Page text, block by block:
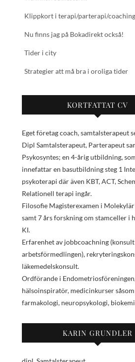
Klippkort i terapi/parterapi/coaching
Nu finns jag på Bokadirekt också!
Tider i city
Strategier att må bra i oroliga tider
KORTFATTAT CV
Eget företag coach, samtalsterapeut
Dipl Samtalsterapeut, Parterapeut
Psykosyntes; en 4-årig utbildning,
innefattar en basutbildning steg 1
psykoterapi där även KBT, ACT,
Relationell terapi ingår.
Filosofie Magisterexamen i
samt 7 års forskning om stamceller i
KI.
Erfarenhet av jobbcoachning
arbetsförmedlingen),
läkemedelskonsult.
Ordförande i
hälsoinspiratör, medicinkurser
farmakologi, neuropsykologi,
KARIN GRUNDLER